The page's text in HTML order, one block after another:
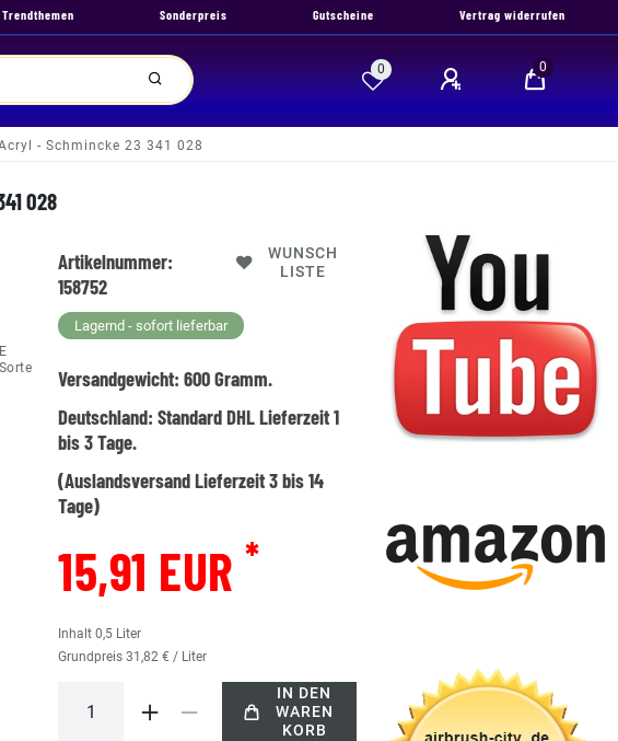
Trendthemen Sonderpreis Gutscheine Vertrag widerrufen
0 0
- Schmincke 23 341 028
028
Artikelnummer:
158752
WUNSCH
LISTE
Lagernd - sofort lieferbar
Versandgewicht:600Gramm.
Deutschland:Standard DHL Lieferzeit 1
bis 3 Tage.
(Auslandsversand Lieferzeit 3 bis 14
Tage)
15,91 EUR*
Inhalt0,5 Liter
Grundpreis31,82 € / Liter
IN DEN
WAREN
KORB